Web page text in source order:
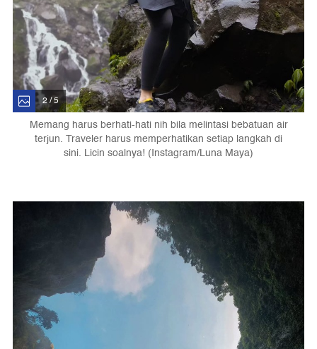
2 / 5
Memang harus berhati-hati nih bila melintasi bebatuan air
terjun. Traveler harus memperhatikan setiap langkah di
sini. Licin soalnya! (Instagram/Luna Maya)